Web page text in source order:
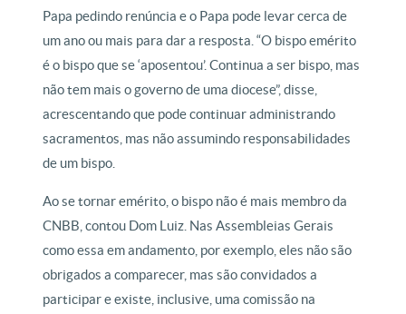
Papa pedindo renúncia e o Papa pode levar cerca de
um ano ou mais para dar a resposta. “O bispo emérito
é o bispo que se ‘aposentou’. Continua a ser bispo, mas
não tem mais o governo de uma diocese”, disse,
acrescentando que pode continuar administrando
sacramentos, mas não assumindo responsabilidades
de um bispo.
Ao se tornar emérito, o bispo não é mais membro da
CNBB, contou Dom Luiz. Nas Assembleias Gerais
como essa em andamento, por exemplo, eles não são
obrigados a comparecer, mas são convidados a
participar e existe, inclusive, uma comissão na